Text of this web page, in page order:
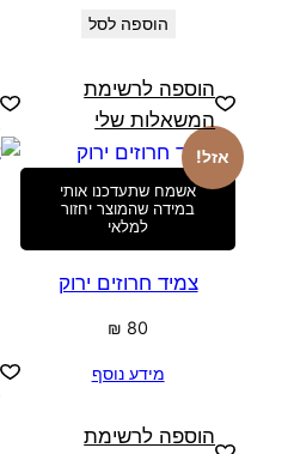
הוספה לסל
הוספה לרשימת
המשאלות שלי
אזל!
אשמח שתעדכנו אותי
במידה שהמוצר יחזור
למלאי
צמיד חרוזים ירוק
₪ 80
מידע נוסף
הוספה לרשימת